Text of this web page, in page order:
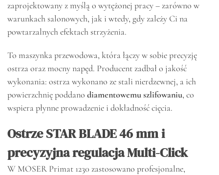
zaprojektowany z myślą o wytężonej pracy – zarówno w
warunkach salonowych, jak i wtedy, gdy zależy Ci na
powtarzalnych efektach strzyżenia.
To maszynka przewodowa, która łączy w sobie precyzję
ostrza oraz mocny napęd. Producent zadbał o jakość
wykonania: ostrza wykonano ze stali nierdzewnej, a ich
powierzchnię poddano diamentowemu szlifowaniu, co
wspiera płynne prowadzenie i dokładność cięcia.
Ostrze STAR BLADE 46 mm i
precyzyjna regulacja Multi-Click
W MOSER Primat 1230 zastosowano profesjonalne,